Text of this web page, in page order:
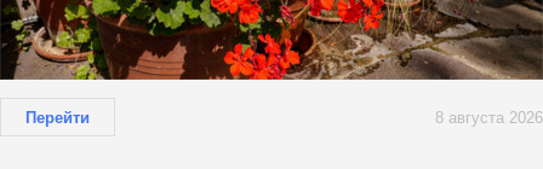
Перейти 8 августа 2026